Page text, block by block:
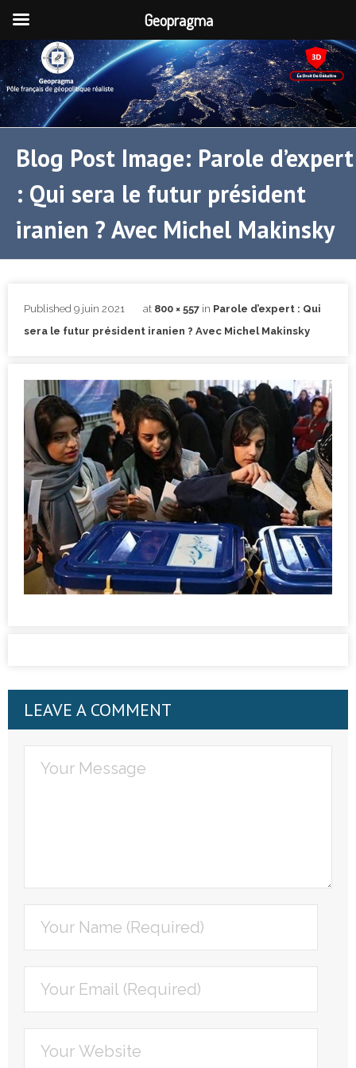
Blog Post Image: Parole d’expert
: Qui sera le futur président
iranien ? Avec Michel Makinsky
Published 9 juin 2021 at 800 × 557 in Parole d’expert : Qui
sera le futur président iranien ? Avec Michel Makinsky
LEAVE A COMMENT
Geopragma